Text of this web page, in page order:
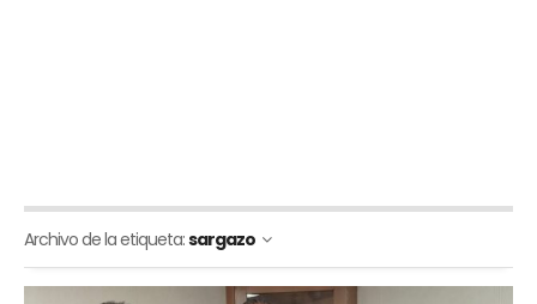
Archivo de la etiqueta:sargazo